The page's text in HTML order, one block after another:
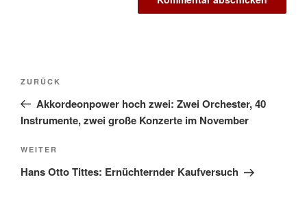
Beitragsnavigation
Vorheriger
Beitrag
ZURÜCK
Akkordeonpower hoch zwei: Zwei Orchester, 40
Instrumente, zwei große Konzerte im November
Nächster
Beitrag
WEITER
Hans Otto Tittes: Ernüchternder Kaufversuch